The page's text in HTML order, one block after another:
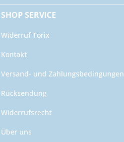
SHOP SERVICE
Widerruf Torix
Kontakt
Versand- und Zahlungsbedingungen
Rücksendung
Widerrufsrecht
Über uns